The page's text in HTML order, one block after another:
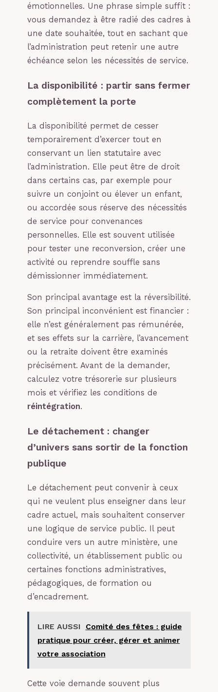
émotionnelles. Une phrase simple suffit :
vous demandez à être radié des cadres à
une date souhaitée, tout en sachant que
l’administration peut retenir une autre
échéance selon les nécessités de service.
La disponibilité : partir sans fermer
complètement la porte
La disponibilité permet de cesser
temporairement d’exercer tout en
conservant un lien statutaire avec
l’administration. Elle peut être de droit
dans certains cas, par exemple pour
suivre un conjoint ou élever un enfant,
ou accordée sous réserve des nécessités
de service pour convenances
personnelles. Elle est souvent utilisée
pour tester une reconversion, créer une
activité ou reprendre souffle sans
démissionner immédiatement.
Son principal avantage est la réversibilité.
Son principal inconvénient est financier :
elle n’est généralement pas rémunérée,
et ses effets sur la carrière, l’avancement
ou la retraite doivent être examinés
précisément. Avant de la demander,
calculez votre trésorerie sur plusieurs
mois et vérifiez les conditions de
réintégration.
Le détachement : changer
d’univers sans sortir de la fonction
publique
Le détachement peut convenir à ceux
qui ne veulent plus enseigner dans leur
cadre actuel, mais souhaitent conserver
une logique de service public. Il peut
conduire vers un autre ministère, une
collectivité, un établissement public ou
certaines fonctions administratives,
pédagogiques, de formation ou
d’encadrement.
LIRE AUSSI
Comité des fêtes : guide
pratique pour créer, gérer et animer
votre association
Cette voie demande souvent plus